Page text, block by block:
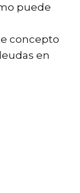
puede
concepto
en